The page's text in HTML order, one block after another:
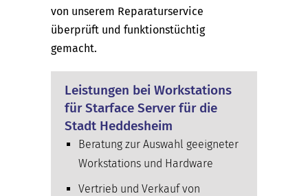
von unserem Reparaturservice
überprüft und funktionstüchtig
gemacht.
Leistungen bei Workstations
für Starface Server für die
Stadt Heddesheim
Beratung zur Auswahl geeigneter
Workstations und Hardware
Vertrieb und Verkauf von